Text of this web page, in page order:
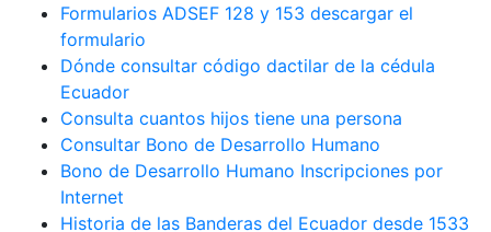
Formularios ADSEF 128 y 153 descargar el
formulario
Dónde consultar código dactilar de la cédula
Ecuador
Consulta cuantos hijos tiene una persona
Consultar Bono de Desarrollo Humano
Bono de Desarrollo Humano Inscripciones por
Internet
Historia de las Banderas del Ecuador desde 1533